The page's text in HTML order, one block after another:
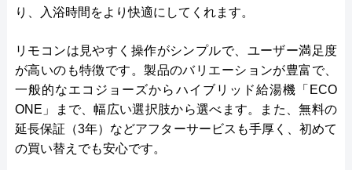
り、入浴時間をより快適にしてくれます。
リモコンは見やすく操作がシンプルで、ユーザー満足度
が高いのも特徴です。製品のバリエーションが豊富で、
一般的なエコジョーズからハイブリッド給湯機「ECO
ONE」まで、幅広い選択肢から選べます。また、無料の
延長保証（3年）などアフターサービスも手厚く、初めて
の買い替えでも安心です。